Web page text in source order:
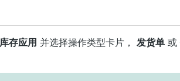
库存应用 并选择操作类型卡片， 发货单 或